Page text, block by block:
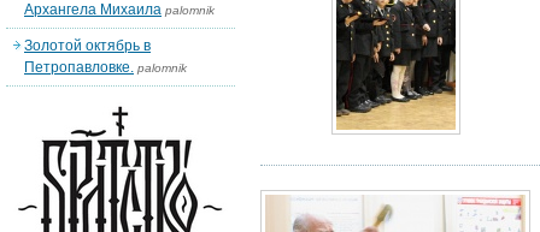
Архангела Михаила palomnik
Золотой октябрь в
Петропавловке. palomnik